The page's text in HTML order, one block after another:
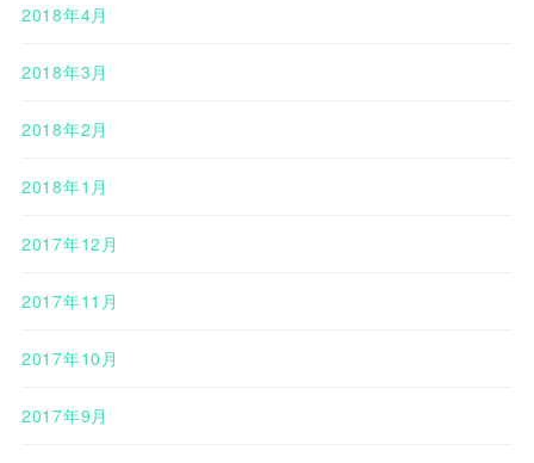
2018年4月
2018年3月
2018年2月
2018年1月
2017年12月
2017年11月
2017年10月
2017年9月